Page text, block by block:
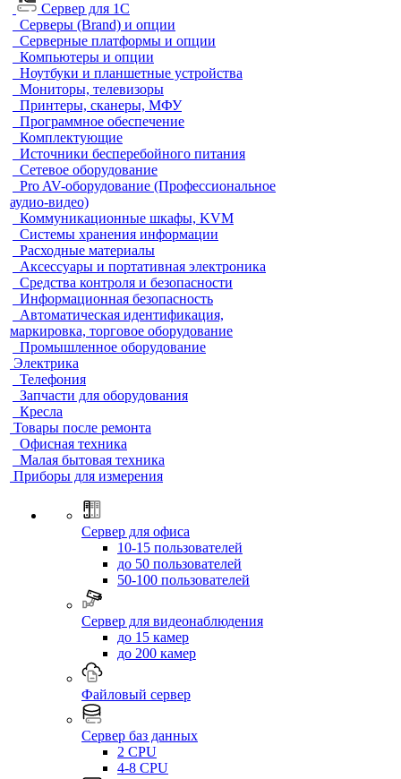
Сервер для 1С
Серверы (Brand) и опции
Серверные платформы и опции
Компьютеры и опции
Ноутбуки и планшетные устройства
Мониторы, телевизоры
Принтеры, сканеры, МФУ
Программное обеспечение
Комплектующие
Источники бесперебойного питания
Сетевое оборудование
Pro AV-оборудование (Профессиональное
аудио-видео)
Коммуникационные шкафы, KVM
Системы хранения информации
Расходные материалы
Аксессуары и портативная электроника
Средства контроля и безопасности
Информационная безопасность
Автоматическая идентификация,
маркировка, торговое оборудование
Промышленное оборудование
Электрика
Телефония
Запчасти для оборудования
Кресла
Товары после ремонта
Офисная техника
Малая бытовая техника
Приборы для измерения
Сервер для офиса
10-15 пользователей
до 50 пользователей
50-100 пользователей
Сервер для видеонаблюдения
до 15 камер
до 200 камер
Файловый сервер
Сервер баз данных
2 CPU
4-8 CPU